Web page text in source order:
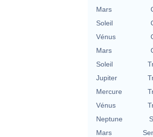
Mars
Soleil
Vénus
Mars
Soleil
Jupiter
Mercure
Vénus
Neptune
Mars